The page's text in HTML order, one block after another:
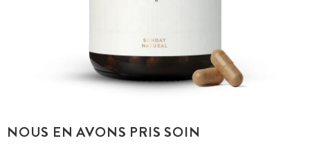
NOUS EN AVONS PRIS SOIN